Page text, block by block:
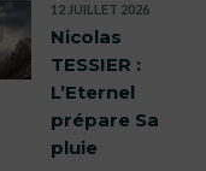
Nicolas
TESSIER :
L’Eternel
prépare Sa
pluie
12 JUILLET 2026